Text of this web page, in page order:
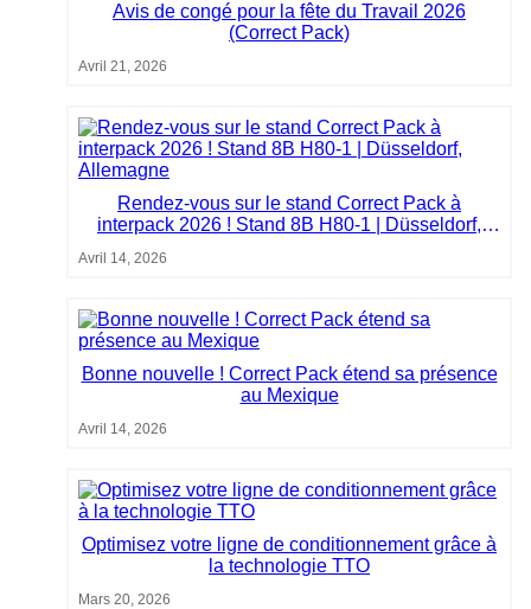
Avis de congé pour la fête du Travail 2026
(Correct Pack)
Avril 21, 2026
Rendez-vous sur le stand Correct Pack à
interpack 2026 ! Stand 8B H80-1 | Düsseldorf,
Avril 14, 2026
Bonne nouvelle ! Correct Pack étend sa présence
au Mexique
Avril 14, 2026
Optimisez votre ligne de conditionnement grâce à
la technologie TTO
Mars 20, 2026